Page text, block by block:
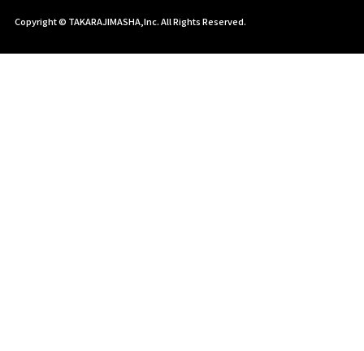
Copyright © TAKARAJIMASHA,Inc. All Rights Reserved.